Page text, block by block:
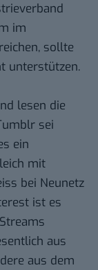
im
sollte
unterstützen.
lesen die
sei
ein
mit
bei Neunetz
ist es
aus
aus dem